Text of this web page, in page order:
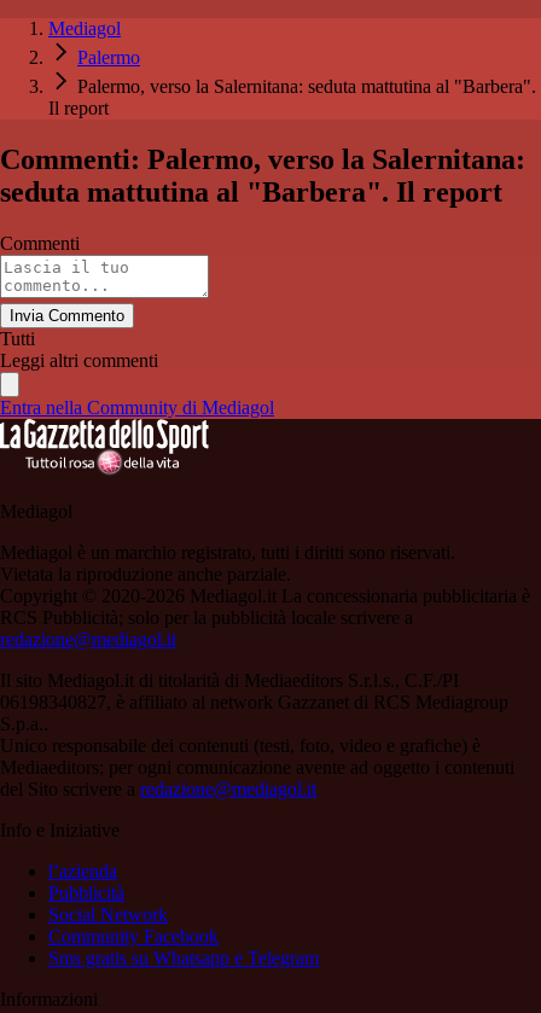
Mediagol
Palermo
Palermo, verso la Salernitana: seduta mattutina al "Barbera".
Il report
Commenti: Palermo, verso la Salernitana:
seduta mattutina al "Barbera". Il report
Commenti
Invia Commento
Tutti
Leggi altri commenti
Entra nella Community di Mediagol
Mediagol
Mediagol è un marchio registrato, tutti i diritti sono riservati.
Vietata la riproduzione anche parziale.
Copyright © 2020-2026 Mediagol.it La concessionaria pubblicitaria è
RCS Pubblicità; solo per la pubblicità locale scrivere a
redazione@mediagol.it
Il sito Mediagol.it di titolarità di Mediaeditors S.r.l.s., C.F./PI
06198340827, è affiliato al network Gazzanet di RCS Mediagroup
S.p.a..
Unico responsabile dei contenuti (testi, foto, video e grafiche) è
Mediaeditors; per ogni comunicazione avente ad oggetto i contenuti
del Sito scrivere a redazione@mediagol.it
Info e Iniziative
l’azienda
Pubblicità
Social Network
Community Facebook
Sms gratis su Whatsapp e Telegram
Informazioni